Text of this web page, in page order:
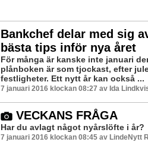
Bankchef delar med sig
bästa tips inför nya året
För många är kanske inte januari
plånboken är som tjockast, efter
festligheter. Ett nytt år kan också ...
7 januari 2016 klockan 08:27 av Ida
VECKANS FRÅGA
Har du avlagt något nyårslöfte i år?
7 januari 2016 klockan 08:45 av LindeNytt